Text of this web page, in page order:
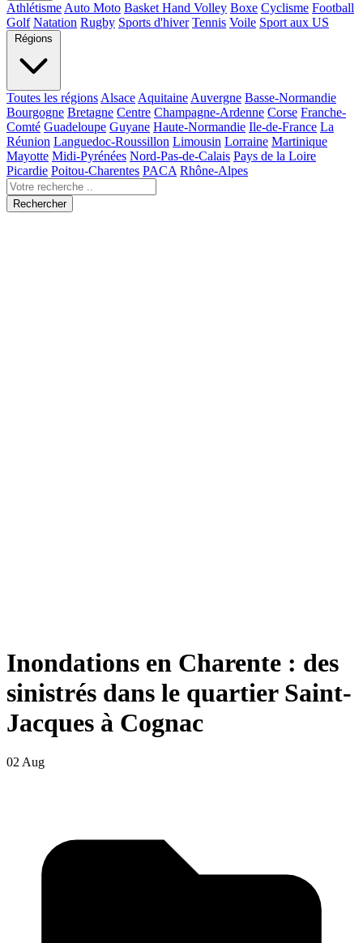
Athlétisme Auto Moto Basket Hand Volley Boxe Cyclisme Football
Golf Natation Rugby Sports d'hiver Tennis Voile Sport aux US
Régions
Toutes les régions Alsace Aquitaine Auvergne Basse-Normandie
Bourgogne Bretagne Centre Champagne-Ardenne Corse Franche-
Comté Guadeloupe Guyane Haute-Normandie Ile-de-France La
Réunion Languedoc-Roussillon Limousin Lorraine Martinique
Mayotte Midi-Pyrénées Nord-Pas-de-Calais Pays de la Loire
Picardie Poitou-Charentes PACA Rhône-Alpes
Rechercher
Inondations en Charente : des
sinistrés dans le quartier Saint-
Jacques à Cognac
02 Aug